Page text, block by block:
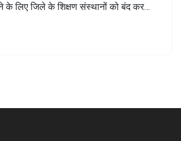
के लिए जिले के शिक्षण संस्थानों को बंद कर
या दूषित भोजन के संपर्क से फैल सकता है।